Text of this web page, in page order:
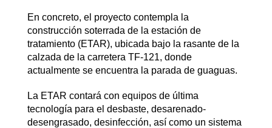
En concreto, el proyecto contempla la
construcción soterrada de la estación de
tratamiento (ETAR), ubicada bajo la rasante de la
calzada de la carretera TF-121, donde
actualmente se encuentra la parada de guaguas.
La ETAR contará con equipos de última
tecnología para el desbaste, desarenado-
desengrasado, desinfección, así como un sistema